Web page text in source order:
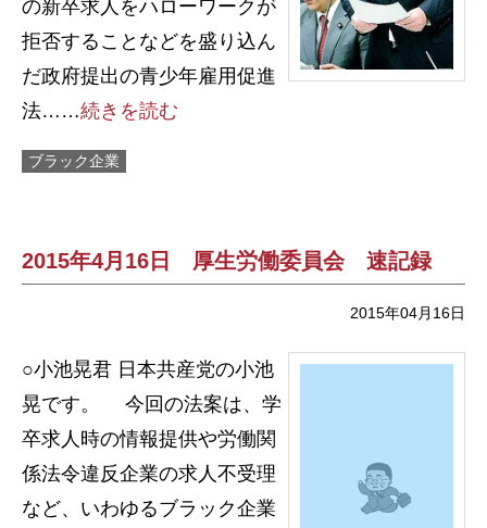
の新卒求人をハローワークが
拒否することなどを盛り込ん
だ政府提出の青少年雇用促進
法……続きを読む
ブラック企業
2015年4月16日 厚生労働委員会 速記録
2015年04月16日
○小池晃君 日本共産党の小池
晃です。 今回の法案は、学
卒求人時の情報提供や労働関
係法令違反企業の求人不受理
など、いわゆるブラック企業